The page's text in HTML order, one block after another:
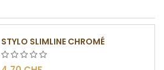
STYLO SLIMLINE CHROMÉ